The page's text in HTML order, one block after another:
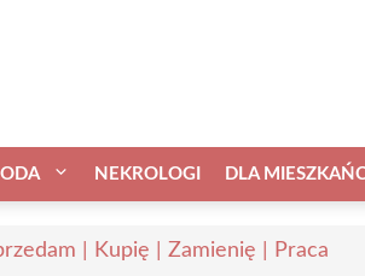
NEKROLOGI DLA
| Kupię | Zamienię | Praca